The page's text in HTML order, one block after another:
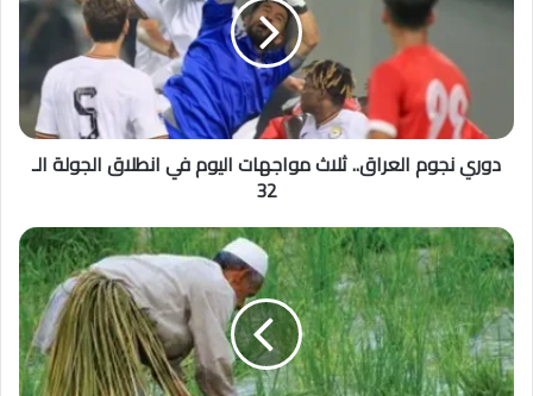
دوري نجوم العراق.. ثلاث مواجهات اليوم في انطلاق الجولة الـ
32